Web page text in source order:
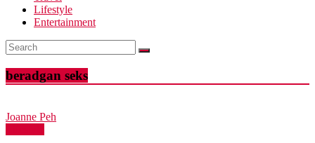
Lifestyle
Entertainment
beradgan seks
Joanne Peh